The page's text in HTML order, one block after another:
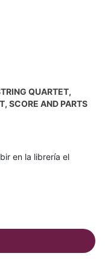
QUARTET,
SCORE AND PARTS
en la librería el